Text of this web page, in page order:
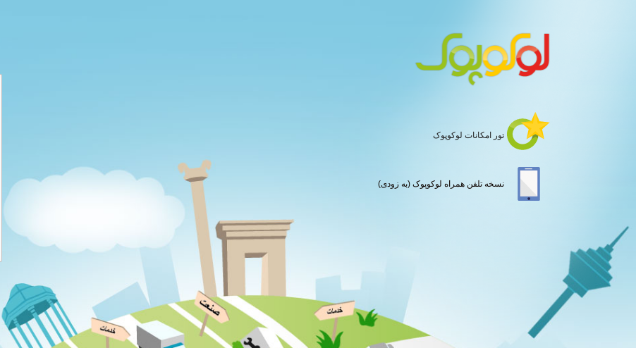
تور امکانات لوکوپوک
نسخه تلفن همراه لوکوپوک (به زودی)